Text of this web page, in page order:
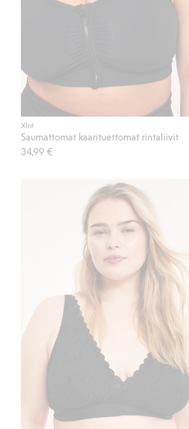
Xlnt
Saumattomat kaarituettomat rintaliivit
34,99 €